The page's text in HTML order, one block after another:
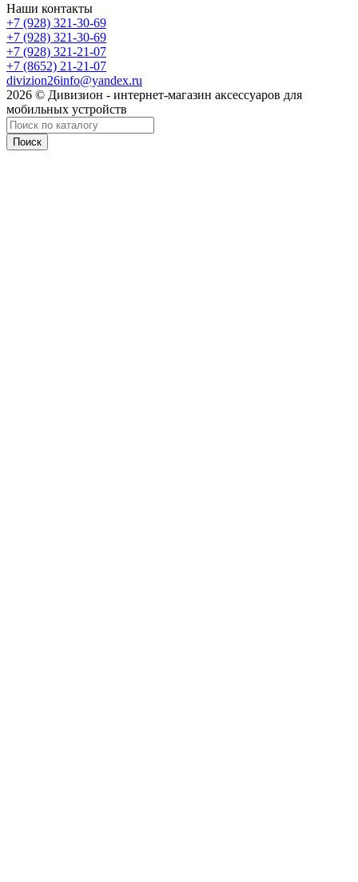
Наши контакты
+7 (928) 321-30-69
+7 (928) 321-30-69
+7 (928) 321-21-07
+7 (8652) 21-21-07
divizion26info@yandex.ru
2026 © Дивизион - интернет-магазин аксессуаров для
мобильных устройств
Поиск